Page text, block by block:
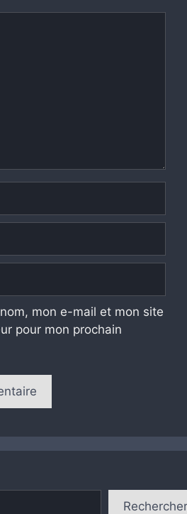
mon e-mail et mon site
pour mon prochain
Rechercher